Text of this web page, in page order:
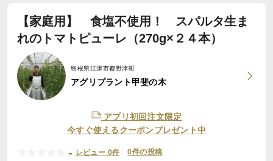
【家庭用】 食塩不使用！ スパルタ生ま
れのトマトピューレ（270g×２４本）
島根県江津市都野津町
アグリプラント甲斐の木
アプリ初回注文限定
今すぐ使えるクーポンプレゼント中
- レビュー 0件 0件の投稿